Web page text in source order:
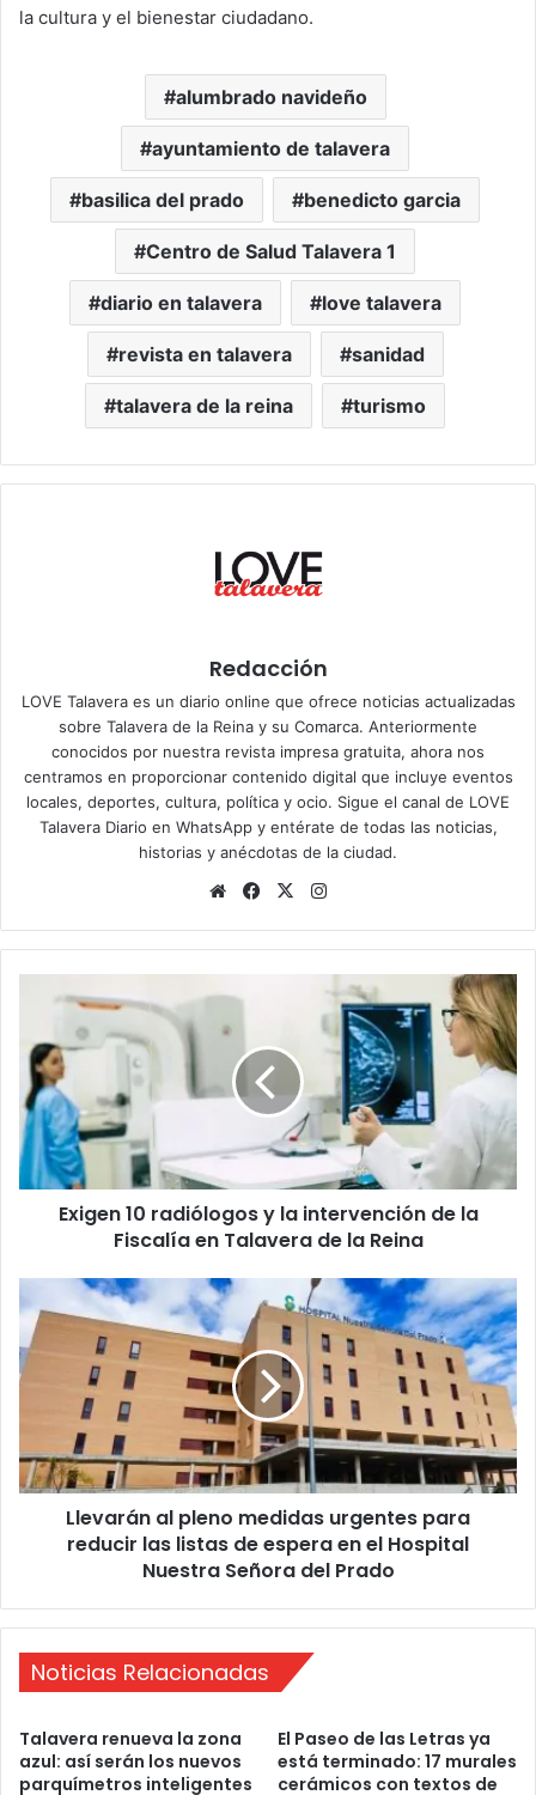
la cultura y el bienestar ciudadano.
alumbrado navideño
ayuntamiento de talavera
basilica del prado benedicto garcia
Centro de Salud Talavera 1
diario en talavera love talavera
revista en talavera sanidad
talavera de la reina turismo
Redacción
LOVE Talavera es un diario online que ofrece noticias actualizadas
sobre Talavera de la Reina y su Comarca. Anteriormente
conocidos por nuestra revista impresa gratuita, ahora nos
centramos en proporcionar contenido digital que incluye eventos
locales, deportes, cultura, política y ocio. Sigue el canal de LOVE
Talavera Diario en WhatsAppy entérate de todas las noticias,
historias y anécdotas de la ciudad.
Siti
we
Fa
bo
X
ra
m
e
n
1
0
r
l
g
l
a
r
n
i
ó
n
Exigen 10 radiólogos y la intervención de la
Fiscalía en Talavera de la Reina
l
v
n
a
e
d
Llevarán al pleno medidas urgentes para
reducir las listas de espera en el Hospital
Nuestra Señora del Prado
Noticias Relacionadas
Talavera renueva la zona
azul: así serán los nuevos
parquímetros inteligentes
El Paseo de las Letras ya
está terminado: 17 murales
cerámicos con textos de